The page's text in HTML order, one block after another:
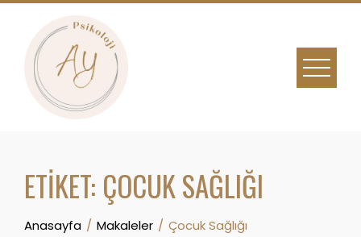
Skip
content
ETIKET: ÇOCUK SAĞLIĞI
Anasayfa Makaleler Çocuk Sağlığı